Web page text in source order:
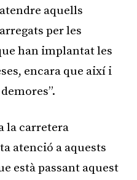
aquells
per les
han implantat les
encara que així i
la carretera
atenció a aquests
està passant aquest